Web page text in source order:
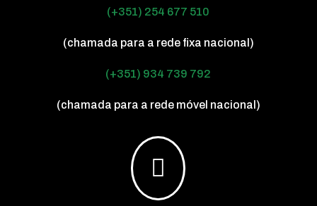
(+351) 254 677 510
(chamada para a rede fixa nacional)
(+351) 934 739 792
(chamada para a rede móvel nacional)
